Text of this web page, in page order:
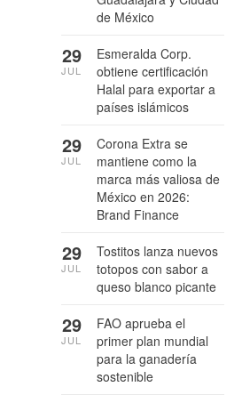
de México
Esmeralda Corp.
obtiene certificación
Halal para exportar a
países islámicos
29
JUL
Corona Extra se
mantiene como la
marca más valiosa de
México en 2026:
Brand Finance
29
JUL
Tostitos lanza nuevos
totopos con sabor a
queso blanco picante
29
JUL
FAO aprueba el
primer plan mundial
para la ganadería
sostenible
29
JUL